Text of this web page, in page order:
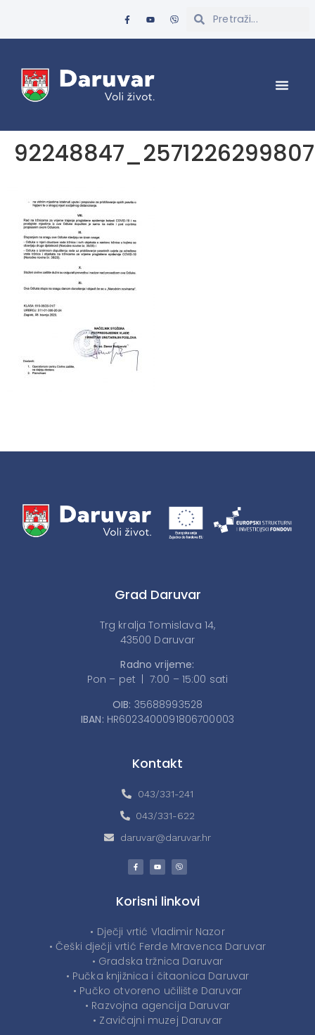
Grad Daruvar
Trg kralja Tomislava 14,
43500 Daruvar
Radno vrijeme:
Pon – pet | 7:00 – 15:00 sati
OIB: 35688993528
IBAN: HR6023400091806700003
Kontakt
043/331-241
043/331-622
daruvar@daruvar.hr
Korisni linkovi
• Dječji vrtić Vladimir Nazor
• Češki dječji vrtić Ferde Mravenca Daruvar
• Gradska tržnica Daruvar
• Pučka knjižnica i čitaonica Daruvar
• Pučko otvoreno učilište Daruvar
• Razvojna agencija Daruvar
• Zavičajni muzej Daruvar